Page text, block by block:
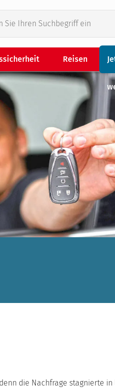
Reisen
die Nachfrage stagnierte